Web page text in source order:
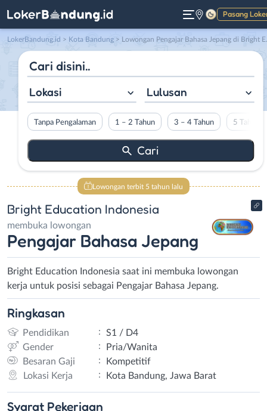
Pasang
Gelap
LokerBandung.id > Kota Bandung > Lowongan Pengajar Bahasa Jepang di Bright Education Indonesia
Lokasi Lulusan
Tanpa Pengalaman 1 – 2 Tahun 3 – 4 Tahun 5 Tahun
Lowongan terbit 5 tahun lalu
Bright Education Indonesia
membuka lowongan
Pengajar Bahasa Jepang
Bright Education Indonesia saat ini membuka lowongan
kerja untuk posisi sebagai Pengajar Bahasa Jepang.
Ringkasan
Pendidikan :
S1 / D4
Gender
:
Pria/Wanita
Besaran Gaji
:
Kompetitif
Lokasi Kerja
: Kota Bandung, Jawa Barat
Syarat Pekerjaan